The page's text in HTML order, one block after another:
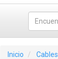
Inicio Cables